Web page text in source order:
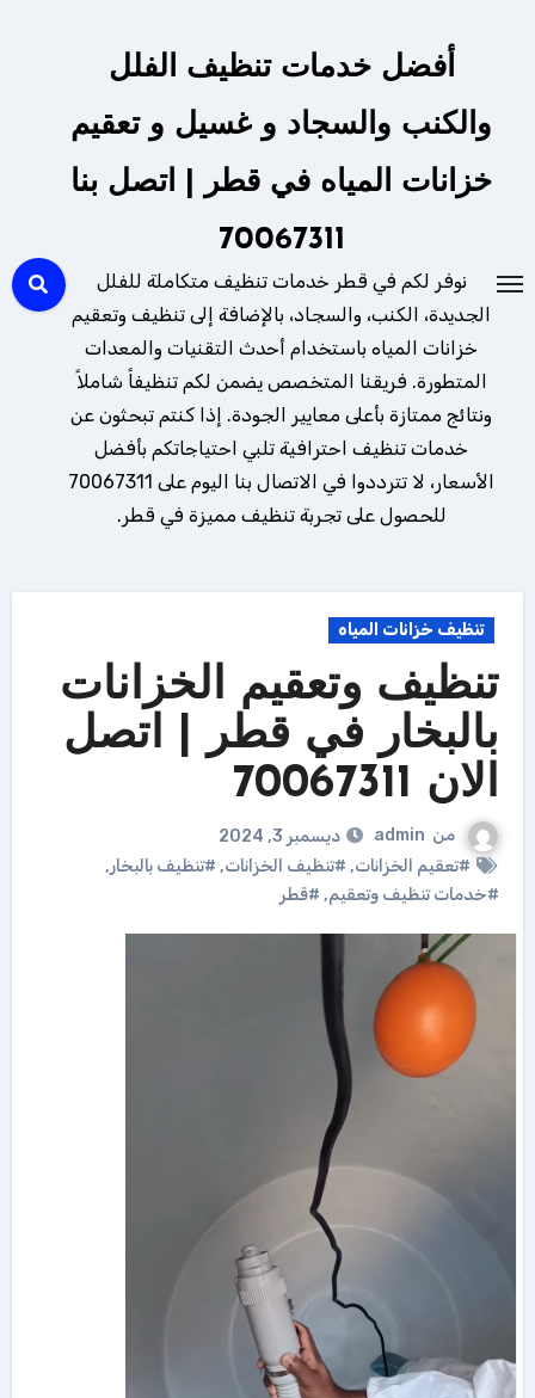
أفضل خدمات تنظيف الفلل
والكنب والسجاد و غسيل و تعقيم
خزانات المياه في قطر | اتصل بنا
70067311
نوفر لكم في قطر خدمات تنظيف متكاملة للفلل
الجديدة، الكنب، والسجاد، بالإضافة إلى تنظيف وتعقيم
خزانات المياه باستخدام أحدث التقنيات والمعدات
المتطورة. فريقنا المتخصص يضمن لكم تنظيفاً شاملاً
ونتائج ممتازة بأعلى معايير الجودة. إذا كنتم تبحثون عن
خدمات تنظيف احترافية تلبي احتياجاتكم بأفضل
الأسعار، لا تترددوا في الاتصال بنا اليوم على 70067311
للحصول على تجربة تنظيف مميزة في قطر.
تنظيف خزانات المياه
تنظيف وتعقيم الخزانات
بالبخار في قطر | اتصل
الان 70067311
من admin
ديسمبر 3, 2024
#تعقيم الخزانات, #تنظيف الخزانات, #تنظيف بالبخار,
#خدمات تنظيف وتعقيم, #قطر